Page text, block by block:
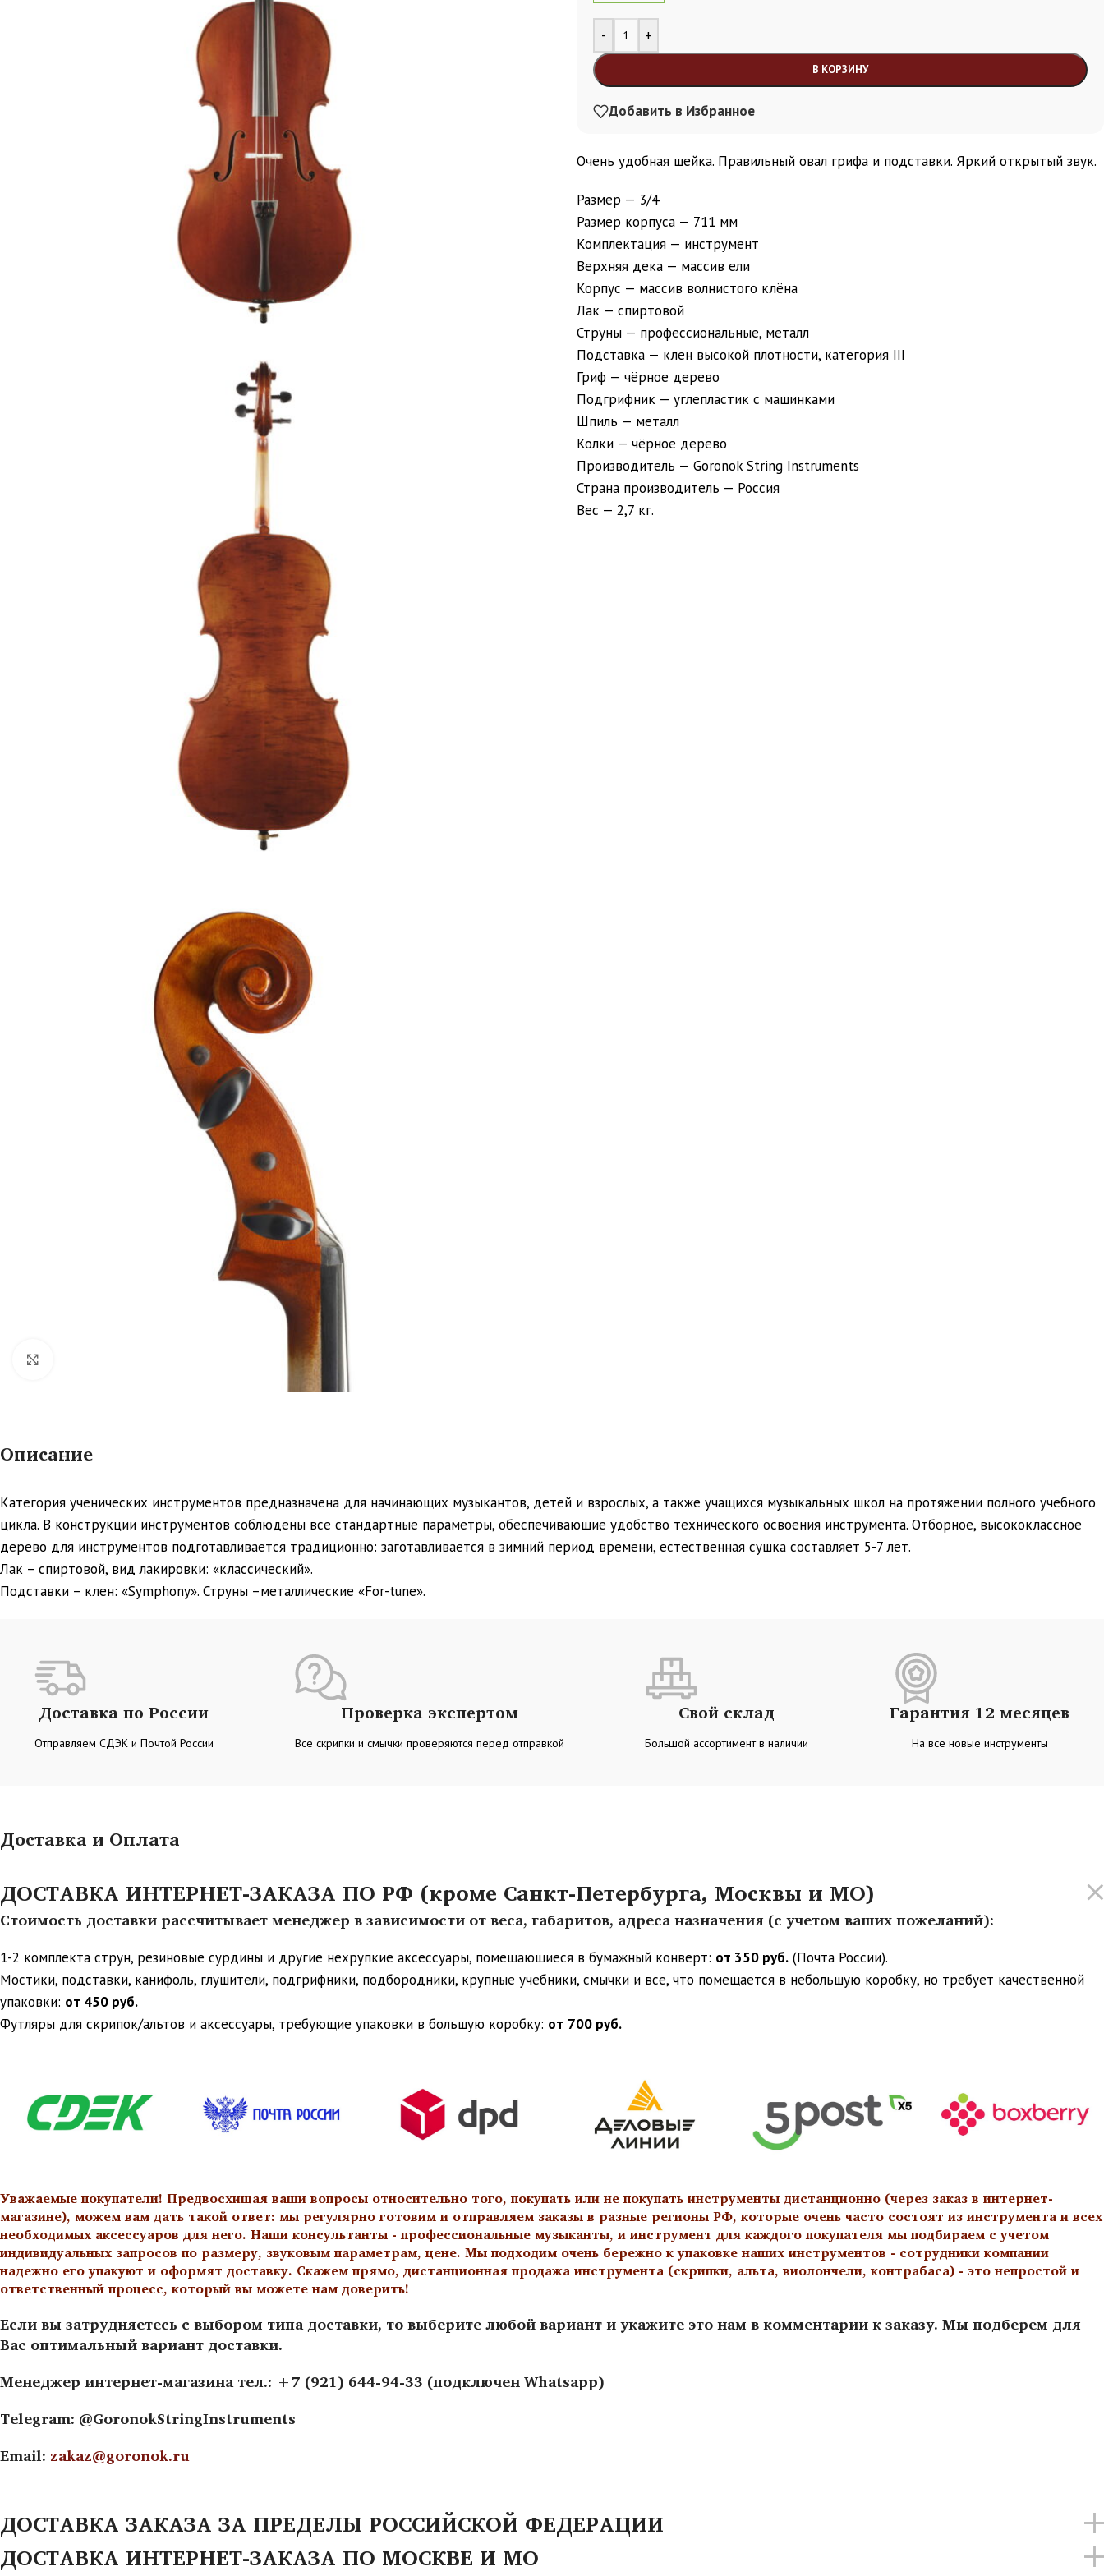
- +
В КОРЗИНУ
Alternative:
Добавить в Избранное
Очень удобная шейка. Правильный овал грифа и подставки. Яркий открытый звук.
Размер — 3/4
Размер корпуса — 711 мм
Комплектация — инструмент
Верхняя дека — массив ели
Корпус — массив волнистого клёна
Лак — спиртовой
Струны — профессиональные, металл
Подставка — клен высокой плотности, категория III
Гриф — чёрное дерево
Подгрифник — углепластик с машинками
Шпиль — металл
Колки — чёрное дерево
Производитель — Goronok String Instruments
Страна производитель — Россия
Вес — 2,7 кг.
Описание
Категория ученических инструментов предназначена для начинающих музыкантов, детей и взрослых, а также учащихся музыкальных школ на протяжении полного учебного
цикла. В конструкции инструментов соблюдены все стандартные параметры, обеспечивающие удобство технического освоения инструмента. Отборное, высококлассное
дерево для инструментов подготавливается традиционно: заготавливается в зимний период времени, естественная сушка составляет 5-7 лет.
Лак – спиртовой, вид лакировки: «классический».
Подставки – клен: «Symphony». Струны –металлические «For-tune».
Доставка по России
Отправляем СДЭК и Почтой России
Проверка экспертом
Все скрипки и смычки проверяются перед отправкой
Свой склад
Большой ассортимент в наличии
Гарантия 12 месяцев
На все новые инструменты
Доставка и Оплата
ДОСТАВКА ИНТЕРНЕТ-ЗАКАЗА ПО РФ (кроме Санкт-Петербурга, Москвы и МО)
Стоимость доставки рассчитывает менеджер в зависимости от веса, габаритов, адреса назначения (с учетом ваших пожеланий):
1-2 комплекта струн, резиновые сурдины и другие нехрупкие аксессуары, помещающиеся в бумажный конверт: от 350 руб. (Почта России).
Мостики, подставки, канифоль, глушители, подгрифники, подбородники, крупные учебники, смычки и все, что помещается в небольшую коробку, но требует качественной
упаковки: от 450 руб.
Футляры для скрипок/альтов и аксессуары, требующие упаковки в большую коробку: от 700 руб.
Уважаемые покупатели! Предвосхищая ваши вопросы относительно того, покупать или не покупать инструменты дистанционно (через заказ в интернет-
магазине), можем вам дать такой ответ: мы регулярно готовим и отправляем заказы в разные регионы РФ, которые очень часто состоят из инструмента и всех
необходимых аксессуаров для него. Наши консультанты - профессиональные музыканты, и инструмент для каждого покупателя мы подбираем с учетом
индивидуальных запросов по размеру, звуковым параметрам, цене. Мы подходим очень бережно к упаковке наших инструментов - сотрудники компании
надежно его упакуют и оформят доставку. Скажем прямо, дистанционная продажа инструмента (скрипки, альта, виолончели, контрабаса) - это непростой и
ответственный процесс, который вы можете нам доверить!
Если вы затрудняетесь с выбором типа доставки, то выберите любой вариант и укажите это нам в комментарии к заказу. Мы подберем для
Вас оптимальный вариант доставки.
Менеджер интернет-магазина тел.: +7 (921) 644-94-33 (подключен Whatsapp)
Telegram: @GoronokStringInstruments
Email: zakaz@goronok.ru
ДОСТАВКА ЗАКАЗА ЗА ПРЕДЕЛЫ РОССИЙСКОЙ ФЕДЕРАЦИИ
ДОСТАВКА ИНТЕРНЕТ-ЗАКАЗА ПО МОСКВЕ И МО